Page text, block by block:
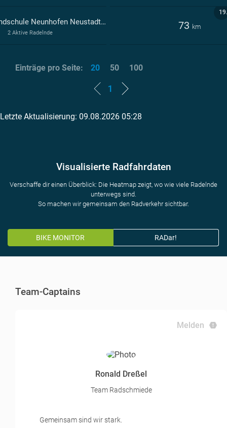
19.
Grundschule Neunhofen Neustadt an der Orla 73 km
2 Aktive Radelnde
1
Letzte Aktualisierung: 09.08.2026 05:28
Einträge pro Seite: 20 50 100
Visualisierte Radfahrdaten
Verschaffe dir einen Überblick: Die Heatmap zeigt, wo wie viele Radelnde
unterwegs sind.
So machen wir gemeinsam den Radverkehr sichtbar.
BIKE MONITOR RADar!
Team-Captains
Melden
Ronald Dreßel
Team Radschmiede
Gemeinsam sind wir stark.